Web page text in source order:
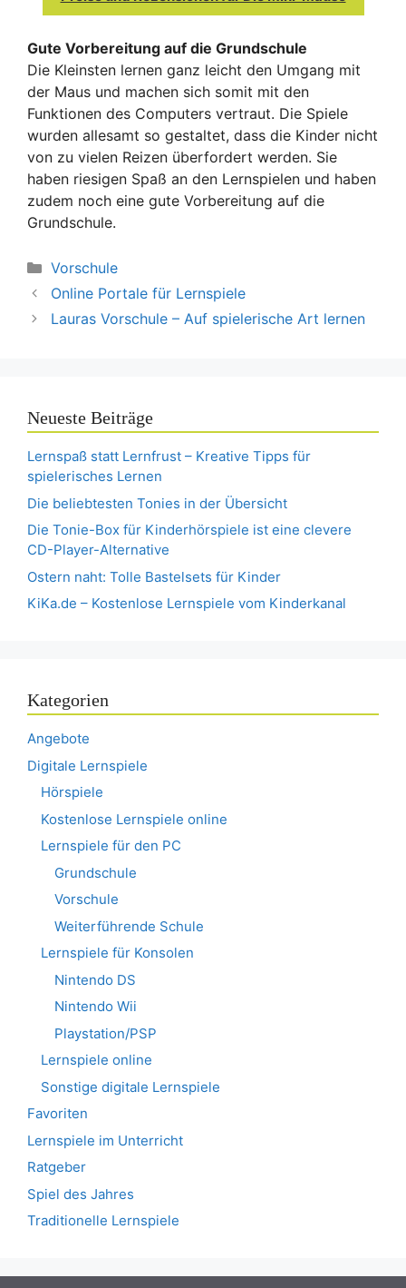
Gute Vorbereitung auf die Grundschule
Die Kleinsten lernen ganz leicht den Umgang mit
der Maus und machen sich somit mit den
Funktionen des Computers vertraut. Die Spiele
wurden allesamt so gestaltet, dass die Kinder nicht
von zu vielen Reizen überfordert werden. Sie
haben riesigen Spaß an den Lernspielen und haben
zudem noch eine gute Vorbereitung auf die
Grundschule.
Kategorien
Vorschule
Online Portale für Lernspiele
Lauras Vorschule – Auf spielerische Art lernen
Neueste Beiträge
Lernspaß statt Lernfrust – Kreative Tipps für
spielerisches Lernen
Die beliebtesten Tonies in der Übersicht
Die Tonie-Box für Kinderhörspiele ist eine clevere
CD-Player-Alternative
Ostern naht: Tolle Bastelsets für Kinder
KiKa.de – Kostenlose Lernspiele vom Kinderkanal
Kategorien
Angebote
Digitale Lernspiele
Hörspiele
Kostenlose Lernspiele online
Lernspiele für den PC
Grundschule
Vorschule
Weiterführende Schule
Lernspiele für Konsolen
Nintendo DS
Nintendo Wii
Playstation/PSP
Lernspiele online
Sonstige digitale Lernspiele
Favoriten
Lernspiele im Unterricht
Ratgeber
Spiel des Jahres
Traditionelle Lernspiele